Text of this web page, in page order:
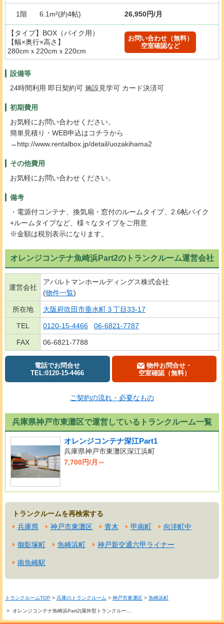
1階 6.1m²(約4帖) 26,950円/月
【タイプ】BOX（バイク用）
【幅×奥行×高さ】
280cmｘ220cmｘ220cm
お問い合わせ（無料）
空室確認など
設備等
24時間利用 即日契約可 施設見学可 カード決済可
初期費用
お気軽にお問い合わせください。
簡単見積り・WEB申込はコチラから
→http://www.rentalbox.jp/detail/uozakihama2
その他費用
お気軽にお問い合わせください。
備考
・電源付コンテナ、換気扇・窓付のルームタイプ、2.6帖バイク
+ルームタイプなど、様々なタイプをご用意
※金額は税別表示になります。
オレンジコンテナ魚崎浜Part2のトランクルーム運営会社
運営会社
アパルトマンホールディングス株式会社
(物件一覧)
所在地 大阪府吹田市垂水町３丁目33-17
TEL 0120-15-4466 06-6821-7787
FAX 06-6821-7788
電話でお問合せ
TEL:0120-15-4466
物件お問合せ・
空室確認（無料）
ご契約の流れ・必要なもの
兵庫県神戸市東灘区で運営しているトランクルーム一覧
オレンジコンテナ深江Part1
兵庫県神戸市東灘区深江浜町
7,700円/月～
トランクルームを再検索する
兵庫県
神戸市東灘区 青木 甲南町 向洋町中
御影塚町 魚崎浜町 神戸新交通六甲ライナー
南魚崎駅
トランクルームTOP > 兵庫のトランクルーム > 神戸市東灘区 > 魚崎浜町
> オレンジコンテナ魚崎浜Part2(屋外型トランクルー…